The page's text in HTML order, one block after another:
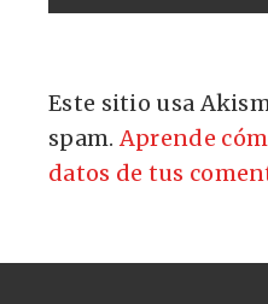
Este sitio usa
spam.Aprende
datos de tus